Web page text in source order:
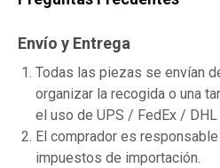
Envío y Entrega
Todas las piezas se envían
organizar la recogida o una
el uso de UPS / FedEx / DHL
El comprador es
impuestos de importación.